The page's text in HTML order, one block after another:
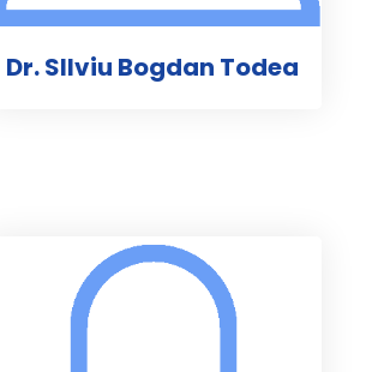
Dr. SIlviu Bogdan Todea